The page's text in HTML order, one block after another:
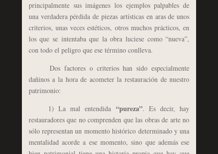
principalmente sus imágenes los ejemplos palpables de
una verdadera pérdida de piezas artísticas en aras de unos
criterios, unas veces estéticos, otros muchos prácticos, en
los que se intentaba que la obra luciese como “nueva”,
con todo el peligro que ese término conlleva.
Dos factores o criterios han sido especialmente
dañinos a la hora de acometer la restauración de nuestro
patrimonio:
1) La mal entendida “pureza”. Es decir, hay
restauradores que no comprenden que las obras de arte no
sólo representan un momento histórico determinado y una
mentalidad acorde a ese momento, sino que además ese